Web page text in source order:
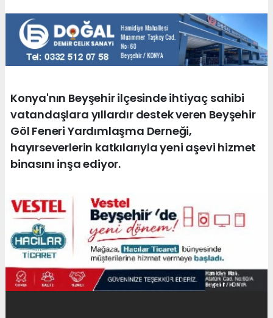
Konya'nın Beyşehir ilçesinde ihtiyaç sahibi
vatandaşlara yıllardır destek veren Beyşehir
Göl Feneri Yardımlaşma Derneği,
hayırseverlerin katkılarıyla yeni aşevi hizmet
binasını inşa ediyor.